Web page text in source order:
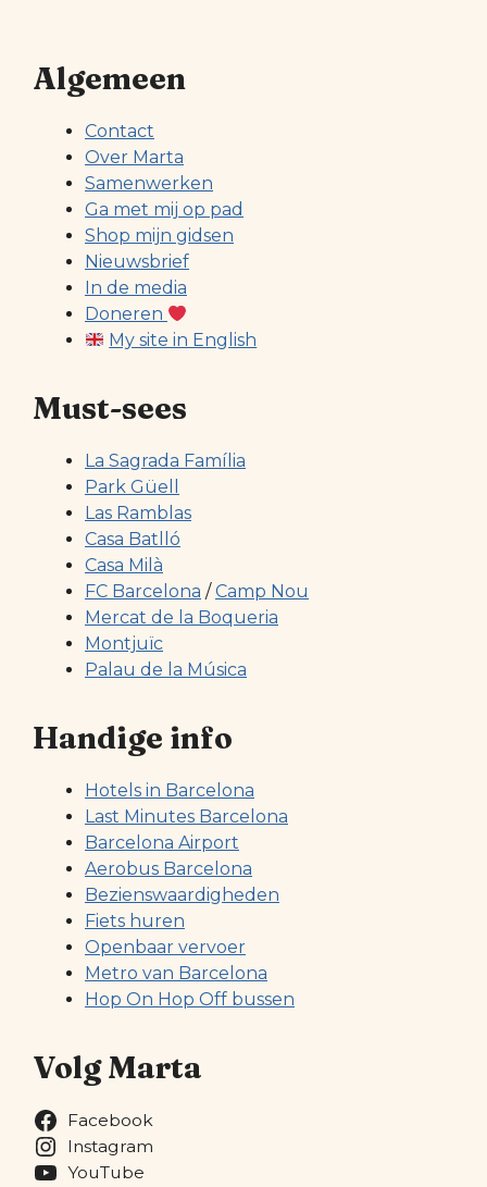
Algemeen
Contact
Over Marta
Samenwerken
Ga met mij op pad
Shop mijn gidsen
Nieuwsbrief
In de media
Doneren
My site in English
Must-sees
La Sagrada Família
Park Güell
Las Ramblas
Casa Batlló
Casa Milà
FC Barcelona /Camp Nou
Mercat de la Boqueria
Montjuïc
Palau de la Música
Handige info
Hotels in Barcelona
Last Minutes Barcelona
Barcelona Airport
Aerobus Barcelona
Bezienswaardigheden
Fiets huren
Openbaar vervoer
Metro van Barcelona
Hop On Hop Off bussen
Volg Marta
Facebook
Instagram
YouTube